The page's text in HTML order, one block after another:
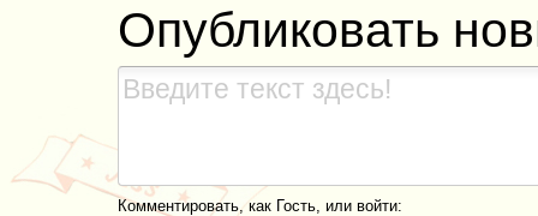
Опубликовать
Комментировать, как Гость, или войти: